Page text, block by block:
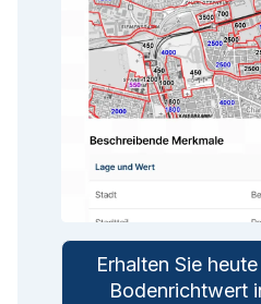
Erhalten Sie
Bodenrichtwert